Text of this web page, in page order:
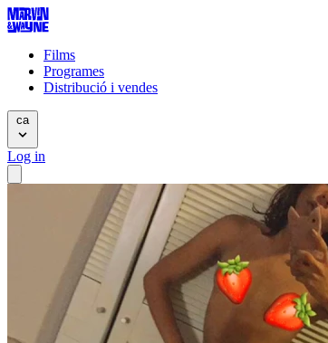
Films
Programes
Distribució i vendes
ca
Log in